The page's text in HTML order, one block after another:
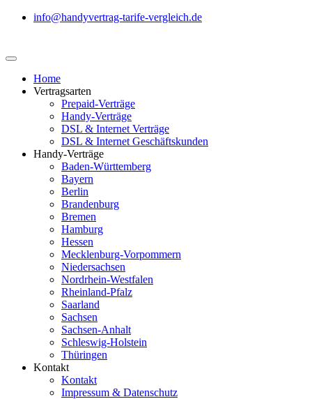
info@handyvertrag-tarife-vergleich.de
Home
Vertragsarten
Prepaid-Verträge
Handy-Verträge
DSL & Internet Verträge
DSL & Internet Geschäftskunden
Handy-Verträge
Baden-Württemberg
Bayern
Berlin
Brandenburg
Bremen
Hamburg
Hessen
Mecklenburg-Vorpommern
Niedersachsen
Nordrhein-Westfalen
Rheinland-Pfalz
Saarland
Sachsen
Sachsen-Anhalt
Schleswig-Holstein
Thüringen
Kontakt
Kontakt
Impressum & Datenschutz